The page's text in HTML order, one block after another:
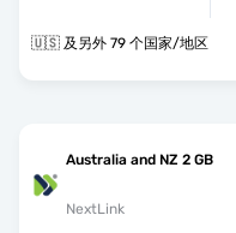
🇺🇸 及另外 79 个国家/地区
Australia and NZ 2 GB
NextLink